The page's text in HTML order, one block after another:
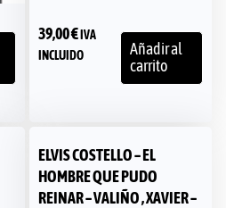
39,00€ IVA
INCLUIDO
Añadir al
carrito
ELVIS COSTELLO – EL
HOMBRE QUE PUDO
REINAR – VALIÑO , XAVIER –